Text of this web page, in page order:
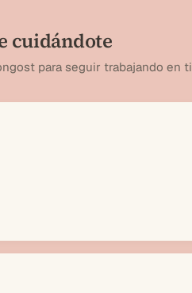
cuidándote
para seguir trabajando en ti